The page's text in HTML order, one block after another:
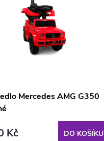
Mercedes AMG G350
Kč DO KOŠÍKU